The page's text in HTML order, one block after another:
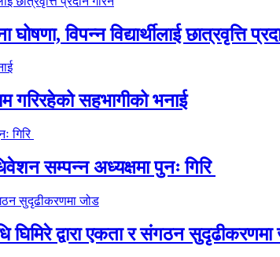
विपन्न विद्यार्थीलाई छात्रवृत्ति
गरिरहेको सहभागीको भनाई
सम्पन्न अध्यक्षमा पुनः गिरि
घिमिरे द्वारा एकता र संगठन